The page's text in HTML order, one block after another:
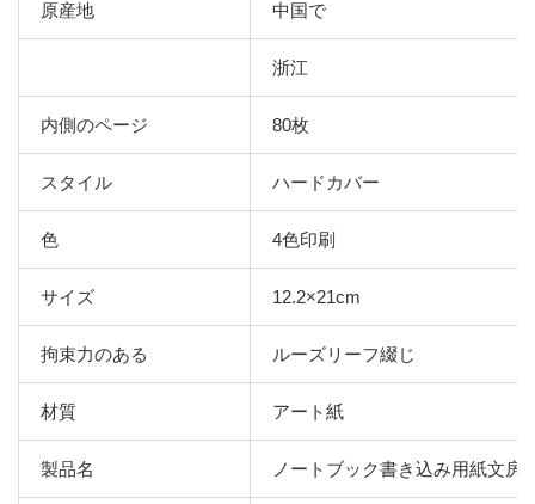
原産地 中国で
浙江
内側のページ 80枚
スタイル ハードカバー
色 4色印刷
サイズ 12.2×21cm
拘束力のある ルーズリーフ綴じ
材質 アート紙
製品名 ノートブック書き込み用紙文房